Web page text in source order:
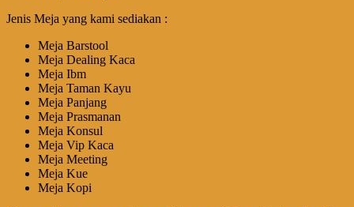
Jenis Meja yang kami sediakan :
Meja Barstool
Meja Dealing Kaca
Meja Ibm
Meja Taman Kayu
Meja Panjang
Meja Prasmanan
Meja Konsul
Meja Vip Kaca
Meja Meeting
Meja Kue
Meja Kopi